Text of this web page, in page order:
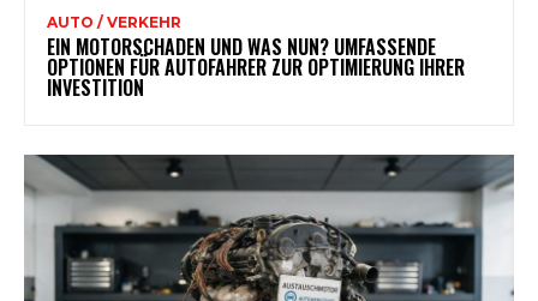
AUTO / VERKEHR
EIN MOTORSCHADEN UND WAS NUN? UMFASSENDE
OPTIONEN FÜR AUTOFAHRER ZUR OPTIMIERUNG IHRER
INVESTITION